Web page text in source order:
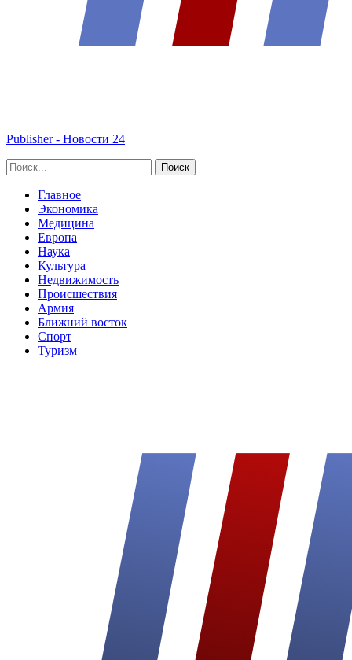
Publisher - Новости 24
Главное
Экономика
Медицина
Европа
Наука
Культура
Недвижимость
Происшествия
Армия
Ближний восток
Спорт
Туризм